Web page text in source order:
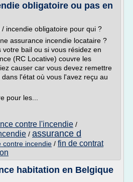
obligatoire ou pas en
incendie obligatoire pour qui ?
assurance incendie locataire ?
bail ou si vous résidez en
(RC Locative) couvre les
causer car vous devez remettre
l'état où vous l'avez reçu au
pour les...
contre l'incendie /
/ assurance d
contre incendie / fin de contrat
habitation en Belgique